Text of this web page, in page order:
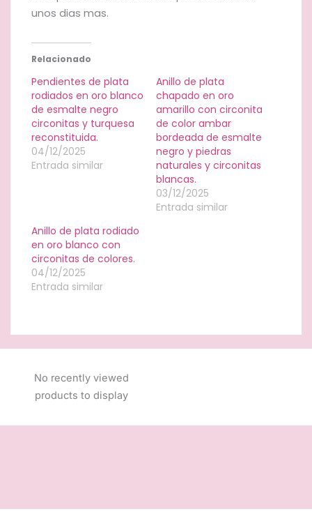
unos dias mas.
Relacionado
Pendientes de plata
rodiados en oro blanco
de esmalte negro
circonitas y turquesa
reconstituida.
04/12/2025
Entrada similar
Anillo de plata
chapado en oro
amarillo con circonita
de color ambar
bordeada de esmalte
negro y piedras
naturales y circonitas
blancas.
03/12/2025
Entrada similar
Anillo de plata rodiado
en oro blanco con
circonitas de colores.
04/12/2025
Entrada similar
No recently viewed
products to display